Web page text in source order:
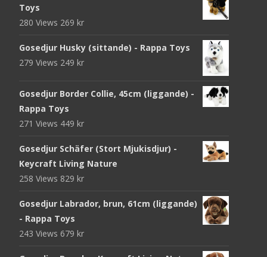
Toys
280 Views 269 kr
Gosedjur Husky (sittande) - Rappa Toys
279 Views 249 kr
Gosedjur Border Collie, 45cm (liggande) -
Rappa Toys
271 Views 449 kr
Gosedjur Schäfer (Stort Mjukisdjur) -
Keycraft Living Nature
258 Views 829 kr
Gosedjur Labrador, brun, 61cm (liggande)
- Rappa Toys
243 Views 679 kr